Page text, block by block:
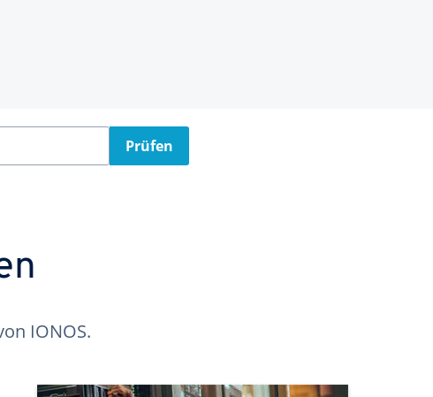
Prüfen
IONOS.